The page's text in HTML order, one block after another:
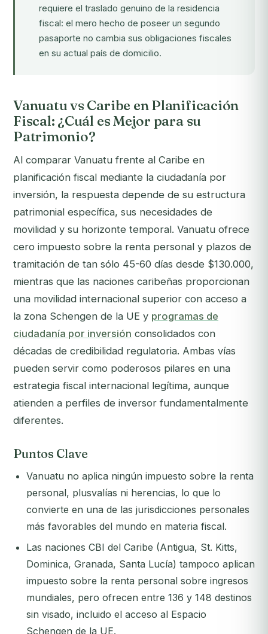
requiere el traslado genuino de la residencia
fiscal: el mero hecho de poseer un segundo
pasaporte no cambia sus obligaciones fiscales
en su actual país de domicilio.
Vanuatu vs Caribe en Planificación
Fiscal: ¿Cuál es Mejor para su
Patrimonio?
Al comparar Vanuatu frente al Caribe en
planificación fiscal mediante la ciudadanía por
inversión, la respuesta depende de su estructura
patrimonial específica, sus necesidades de
movilidad y su horizonte temporal. Vanuatu ofrece
cero impuesto sobre la renta personal y plazos de
tramitación de tan sólo 45-60 días desde $130.000,
mientras que las naciones caribeñas proporcionan
una movilidad internacional superior con acceso a
la zona Schengen de la UE y programas de
ciudadanía por inversión consolidados con
décadas de credibilidad regulatoria. Ambas vías
pueden servir como poderosos pilares en una
estrategia fiscal internacional legítima, aunque
atienden a perfiles de inversor fundamentalmente
diferentes.
Puntos Clave
Vanuatu no aplica ningún impuesto sobre la renta
personal, plusvalías ni herencias, lo que lo
convierte en una de las jurisdicciones personales
más favorables del mundo en materia fiscal.
Las naciones CBI del Caribe (Antigua, St. Kitts,
Dominica, Granada, Santa Lucía) tampoco aplican
impuesto sobre la renta personal sobre ingresos
mundiales, pero ofrecen entre 136 y 148 destinos
sin visado, incluido el acceso al Espacio
Schengen de la UE.